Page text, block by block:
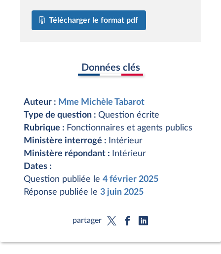
Télécharger le format pdf
Données clés
Auteur : Mme Michèle Tabarot
Type de question : Question écrite
Rubrique : Fonctionnaires et agents publics
Ministère interrogé :
Intérieur
Ministère répondant :
Intérieur
Dates :
Question publiée le 4 février 2025
Réponse publiée le 3 juin 2025
partager